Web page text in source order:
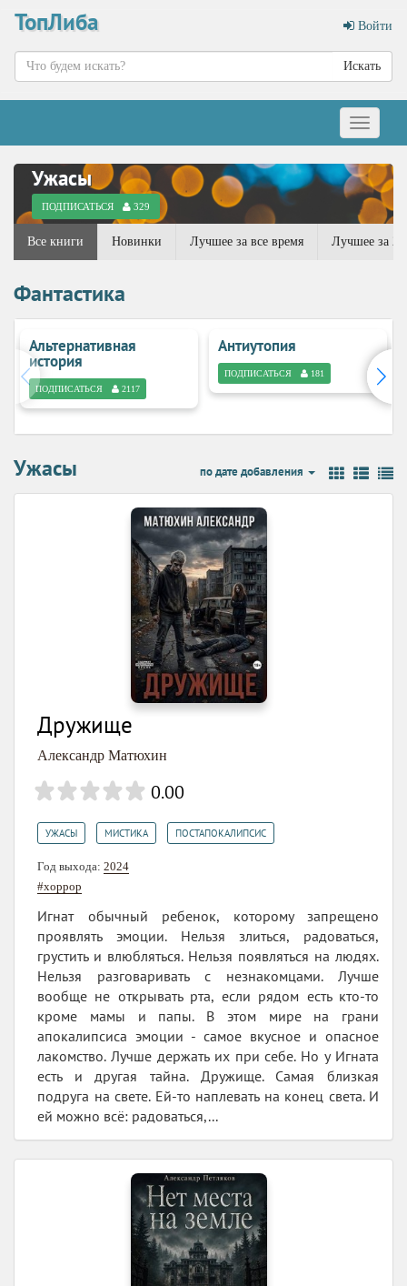
ТопЛиба Войти
Искать
Меню
Ужасы
ПОДПИСАТЬСЯ 329
Все книги Новинки Лучшее за все время Лучшее за
Фантастика
Альтернативная
история
ПОДПИСАТЬСЯ 2117
Антиутопия
ПОДПИСАТЬСЯ 181
Ужасы по дате добавления
Дружище
Александр Матюхин
0.00
УЖАСЫ МИСТИКА ПОСТАПОКАЛИПСИС
Год выхода: 2024
#хоррор
Игнат обычный ребенок, которому запрещено
проявлять эмоции. Нельзя злиться, радоваться,
грустить и влюбляться. Нельзя появляться на людях.
Нельзя разговаривать с незнакомцами. Лучше
вообще не открывать рта, если рядом есть кто-то
кроме мамы и папы. В этом мире на грани
апокалипсиса эмоции - самое вкусное и опасное
лакомство. Лучше держать их при себе. Но у Игната
есть и другая тайна. Дружище. Самая близкая
подруга на свете. Ей-то наплевать на конец света. И
ей можно всё: радоваться,...